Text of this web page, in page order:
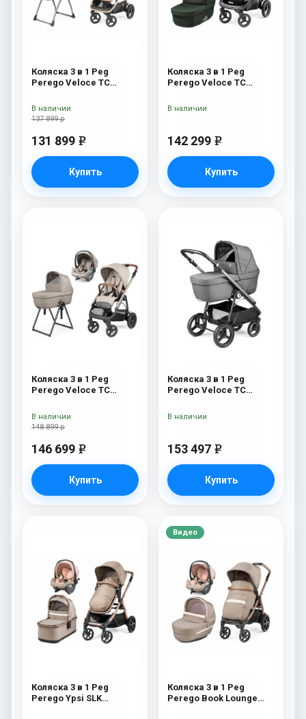
Коляска 3 в 1 Peg
Perego Veloce TC
Amour
137 899 р
131 899 e
Купить
В наличии
Коляска 3 в 1 Peg
Perego Veloce TC
142 299 e
Купить
В наличии
Коляска 3 в 1 Peg
Perego Veloce TC
New
148 899 р
146 699 e
Купить
В наличии
Коляска 3 в 1 Peg
Perego Veloce TC
Mercury
153 497 e
Купить
В наличии
Коляска 3 в 1 Peg
Perego Ypsi SLK
Видео
Коляска 3 в 1 Peg
Perego Book Lounge